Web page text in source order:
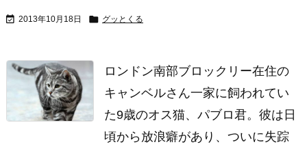
 2013年10月18日  グッとくる
ロンドン南部ブロックリー在住の
キャンベルさん一家に飼われてい
た9歳のオス猫、パブロ君。彼は日
頃から放浪癖があり、ついに失踪